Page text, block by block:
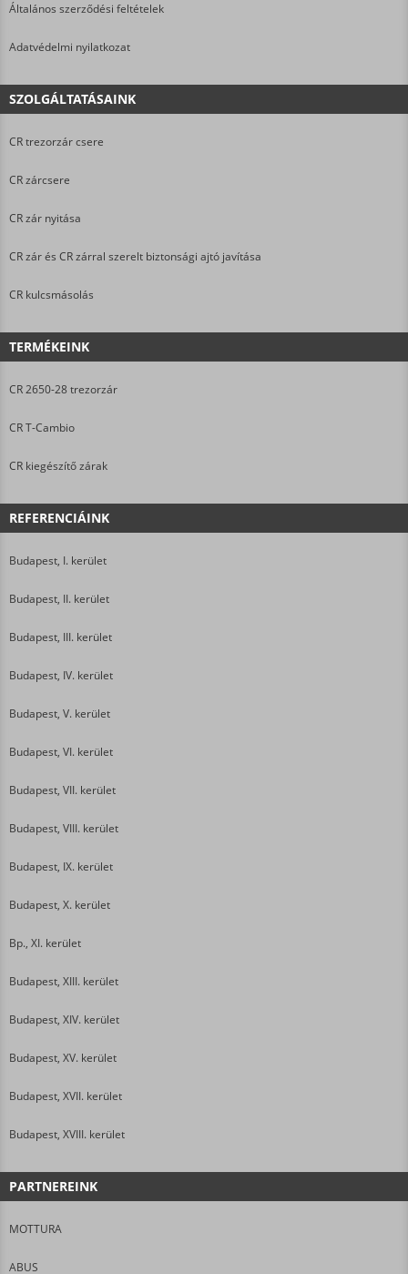
Általános szerződési feltételek
Adatvédelmi nyilatkozat
SZOLGÁLTATÁSAINK
CR trezorzár csere
CR zárcsere
CR zár nyitása
CR zár és CR zárral szerelt biztonsági ajtó javítása
CR kulcsmásolás
TERMÉKEINK
CR 2650-28 trezorzár
CR T-Cambio
CR kiegészítő zárak
REFERENCIÁINK
Budapest, I. kerület
Budapest, II. kerület
Budapest, III. kerület
Budapest, IV. kerület
Budapest, V. kerület
Budapest, VI. kerület
Budapest, VII. kerület
Budapest, VIII. kerület
Budapest, IX. kerület
Budapest, X. kerület
Bp., XI. kerület
Budapest, XIII. kerület
Budapest, XIV. kerület
Budapest, XV. kerület
Budapest, XVII. kerület
Budapest, XVIII. kerület
PARTNEREINK
MOTTURA
ABUS